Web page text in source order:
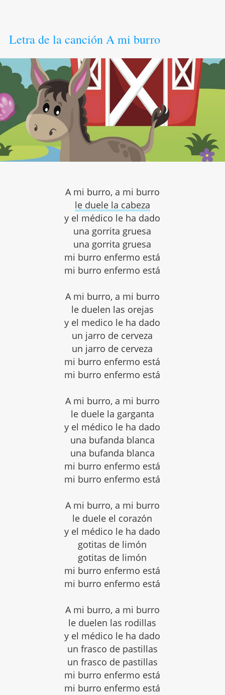
Letra de la canción A mi burro
A mi burro, a mi burro
le duele la cabeza
y el médico le ha dado
una gorrita gruesa
una gorrita gruesa
mi burro enfermo está
mi burro enfermo está
A mi burro, a mi burro
le duelen las orejas
y el medico le ha dado
un jarro de cerveza
un jarro de cerveza
mi burro enfermo está
mi burro enfermo está
A mi burro, a mi burro
le duele la garganta
y el médico le ha dado
una bufanda blanca
una bufanda blanca
mi burro enfermo está
mi burro enfermo está
A mi burro, a mi burro
le duele el corazón
y el médico le ha dado
gotitas de limón
gotitas de limón
mi burro enfermo está
mi burro enfermo está
A mi burro, a mi burro
le duelen las rodillas
y el médico le ha dado
un frasco de pastillas
un frasco de pastillas
mi burro enfermo está
mi burro enfermo está